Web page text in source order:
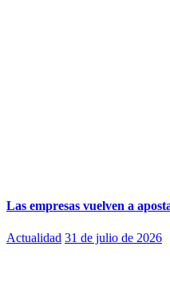
Las empresas vuelven a
Actualidad 31 de julio de 2026